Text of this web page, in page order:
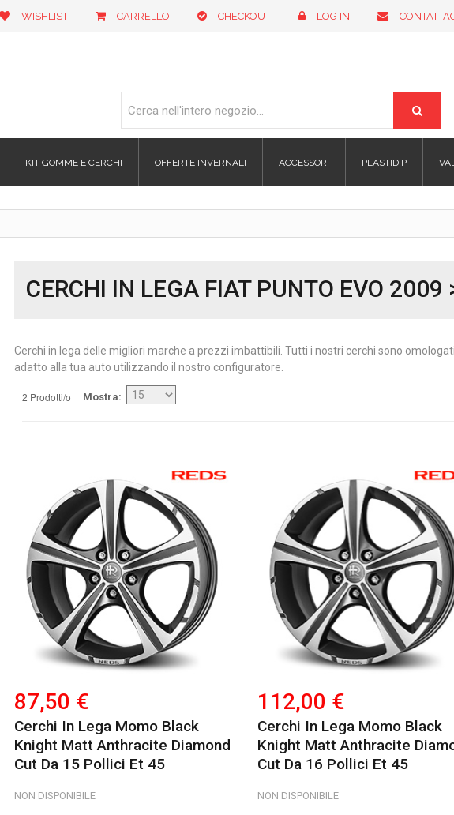
WISHLIST CARRELLO CHECKOUT LOG IN
KIT GOMME E CERCHI OFFERTE INVERNALI ACCESSORI PLASTIDIP
CERCHI IN LEGA FIAT PUNTO EVO
Cerchi in lega delle migliori marche a prezzi imbattibili. Tutti i nostri cerchi sono
adatto alla tua auto utilizzando il nostro configuratore.
2 Prodotti/o Mostra
87,50 €
Cerchi In Lega Momo Black
Knight Matt Anthracite Diamond
Cut Da 15 Pollici Et 45
NON DISPONIBILE
112,00 €
Cerchi In Lega Momo Black
Knight Matt Anthracite
Cut Da 16 Pollici Et 45
NON DISPONIBILE